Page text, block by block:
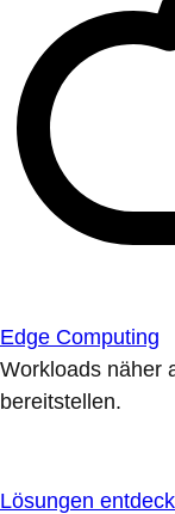
Edge Computing
Workloads näher
bereitstellen.
Lösungen